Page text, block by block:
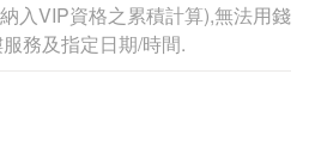
入VIP資格之累積計算),無法用錢
務及指定日期/時間.